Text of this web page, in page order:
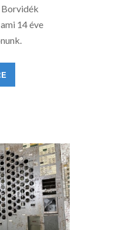
Borvidék
14 éve